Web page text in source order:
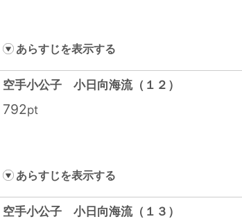
あらすじを表示する
空手小公子 小日向海流（１２）
792pt
あらすじを表示する
空手小公子 小日向海流（１３）